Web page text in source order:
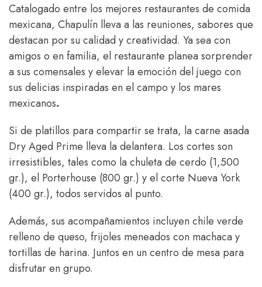
Catalogado entre los mejores restaurantes de comida
mexicana, Chapulín lleva a las reuniones, sabores que
destacan por su calidad y creatividad. Ya sea con
amigos o en familia, el restaurante planea sorprender
a sus comensales y elevar la emoción del juego con
sus delicias inspiradas en el campo y los mares
mexicanos.
Si de platillos para compartir se trata, la carne asada
Dry Aged Prime lleva la delantera. Los cortes son
irresistibles, tales como la chuleta de cerdo (1,500
gr.), el Porterhouse (800 gr.) y el corte Nueva York
(400 gr.), todos servidos al punto.
Además, sus acompañamientos incluyen chile verde
relleno de queso, frijoles meneados con machaca y
tortillas de harina. Juntos en un centro de mesa para
disfrutar en grupo.